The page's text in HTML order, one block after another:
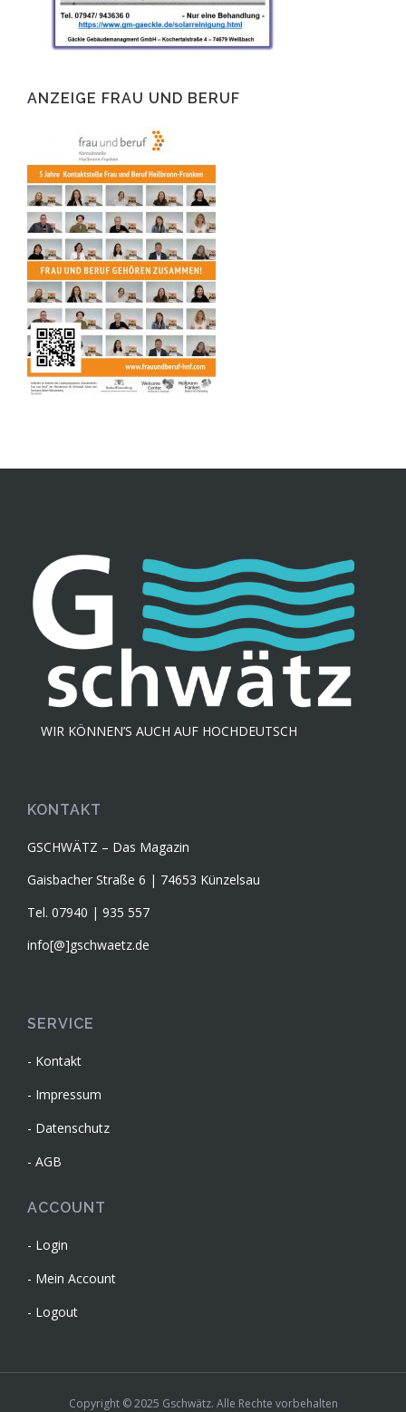
ANZEIGE FRAU UND BERUF
WIR KÖNNEN’S AUCH AUF HOCHDEUTSCH
KONTAKT
GSCHWÄTZ – Das Magazin
Gaisbacher Straße 6 | 74653 Künzelsau
Tel. 07940 | 935 557
info[@]gschwaetz.de
SERVICE
Kontakt
Impressum
Datenschutz
AGB
ACCOUNT
Login
Mein Account
Logout
Copyright © 2025 Gschwätz. Alle Rechte vorbehalten